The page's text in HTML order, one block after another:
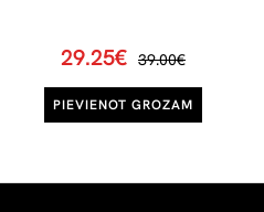
29.25€ 39.00€
PIEVIENOT GROZAM